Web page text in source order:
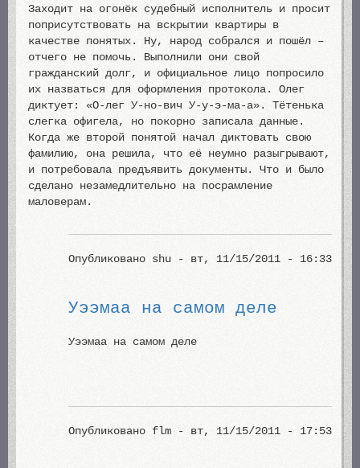
Заходит на огонёк судебный исполнитель и просит
поприсутствовать на вскрытии квартиры в
качестве понятых. Ну, народ собрался и пошёл –
отчего не помочь. Выполнили они свой
гражданский долг, и официальное лицо попросило
их назваться для оформления протокола. Олег
диктует: «О-лег У-но-вич У-у-э-ма-а». Тётенька
слегка офигела, но покорно записала данные.
Когда же второй понятой начал диктовать свою
фамилию, она решила, что её неумно разыгрывают,
и потребовала предъявить документы. Что и было
сделано незамедлительно на посрамление
маловерам.
Опубликовано shu - вт, 11/15/2011 - 16:33
Уээмаа на самом деле
Уээмаа на самом деле
Опубликовано flm - вт, 11/15/2011 - 17:53